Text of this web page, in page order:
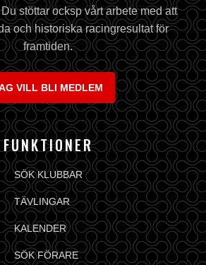
stöttar ocksp vårt arbete med att
och historiska racingresultat för
framtiden.
VILL BLI MEDLEM
FUNKTIONER
SÖK KLUBBAR
TÄVLINGAR
KALENDER
SÖK FÖRARE